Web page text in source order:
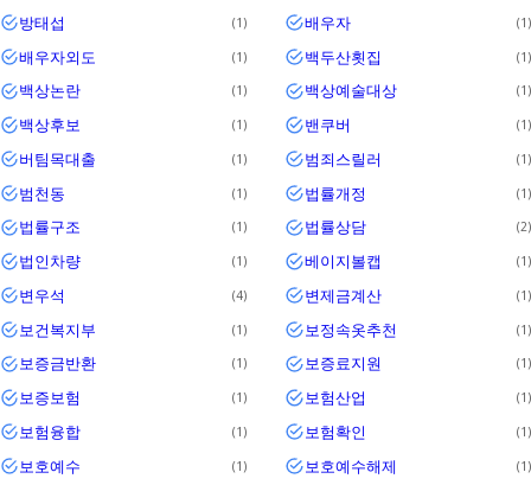
방태섭 1 배우자 1
배우자외도 1 백두산횟집 1
백상논란 1 백상예술대상 1
백상후보 1 밴쿠버 1
버팀목대출 1 범죄스릴러 1
범천동 1 법률개정 1
법률구조 1 법률상담 2
법인차량 1 베이지볼캡 1
변우석 4 변제금계산 1
보건복지부 1 보정속옷추천 1
보증금반환 1 보증료지원 1
보증보험 1 보험산업 1
보험융합 1 보험확인 1
보호예수 1 보호예수해제 1